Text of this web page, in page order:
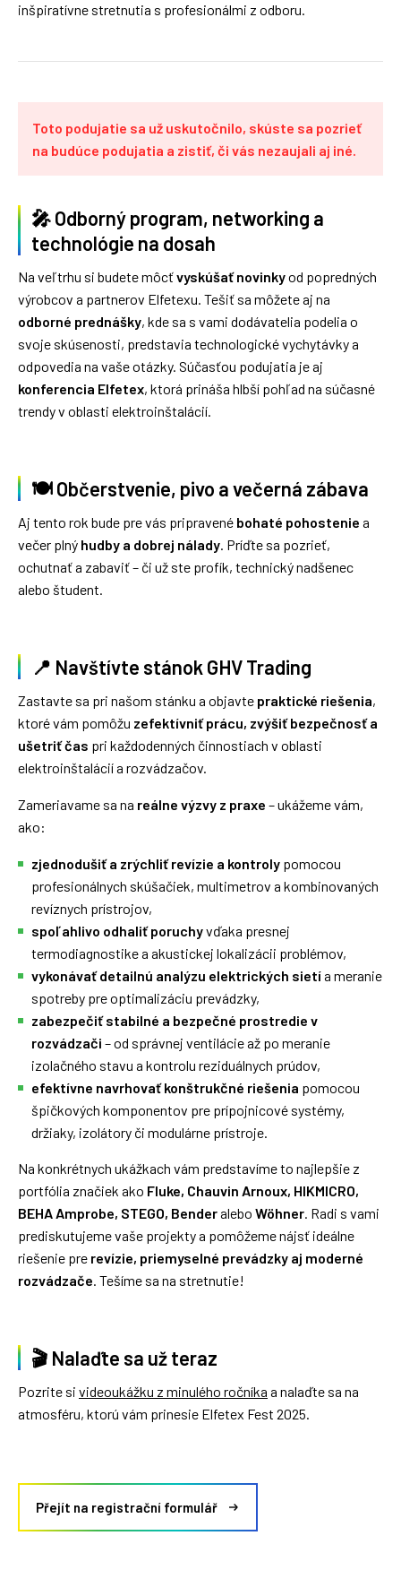
inšpiratívne stretnutia s profesionálmi z odboru.
Toto podujatie sa už uskutočnilo, skúste sa pozrieť
na budúce podujatia a zistiť, či vás nezaujali aj iné.
🎤 Odborný program, networking a
technológie na dosah
Na veľtrhu si budete môcťvyskúšať novinkyod popredných
výrobcov a partnerov Elfetexu. Tešiť sa môžete aj na
odborné prednášky, kde sa s vami dodávatelia podelia o
svoje skúsenosti, predstavia technologické vychytávky a
odpovedia na vaše otázky. Súčasťou podujatia je aj
konferencia Elfetex, ktorá prináša hlbší pohľad na súčasné
trendy v oblasti elektroinštalácií.
🍽️ Občerstvenie, pivo a večerná zábava
Aj tento rok bude pre vás pripravené bohaté pohostenie a
večer plný hudby a dobrej nálady. Príďte sa pozrieť,
ochutnať a zabaviť – či už ste profík, technický nadšenec
alebo študent.
📍 Navštívte stánok GHV Trading
Zastavte sa pri našom stánku a objavte praktické riešenia,
ktoré vám pomôžu zefektívniť prácu, zvýšiť bezpečnosť a
ušetriť čas pri každodenných činnostiach v oblasti
elektroinštalácií a rozvádzačov.
Zameriavame sa na reálne výzvy z praxe – ukážeme vám,
ako:
zjednodušiť a zrýchliť revízie a kontroly pomocou
profesionálnych skúšačiek, multimetrov a kombinovaných
revíznych prístrojov,
spoľahlivo odhaliť poruchyvďaka presnej
termodiagnostike a akustickej lokalizácii problémov,
vykonávať detailnú analýzu elektrických sietía meranie
spotreby pre optimalizáciu prevádzky,
zabezpečiť stabilné a bezpečné prostredie v
rozvádzači – od správnej ventilácie až po meranie
izolačného stavu a kontrolu reziduálnych prúdov,
efektívne navrhovať konštrukčné riešenia pomocou
špičkových komponentov pre prípojnicové systémy,
držiaky, izolátory či modulárne prístroje.
Na konkrétnych ukážkach vám predstavíme to najlepšie z
portfólia značiek ako Fluke, Chauvin Arnoux, HIKMICRO,
BEHA Amprobe, STEGO, Benderalebo Wöhner. Radi s vami
prediskutujeme vaše projekty a pomôžeme nájsť ideálne
riešenie pre revízie, priemyselné prevádzky aj moderné
rozvádzače. Tešíme sa na stretnutie!
🎬 Nalaďte sa už teraz
Pozrite si videoukážku z minulého ročníka a nalaďte sa na
atmosféru, ktorú vám prinesie Elfetex Fest 2025.
Přejít na registrační formulář